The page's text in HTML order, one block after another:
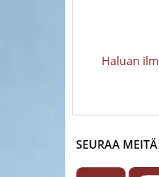
Haluan
SEURAA MEITÄ